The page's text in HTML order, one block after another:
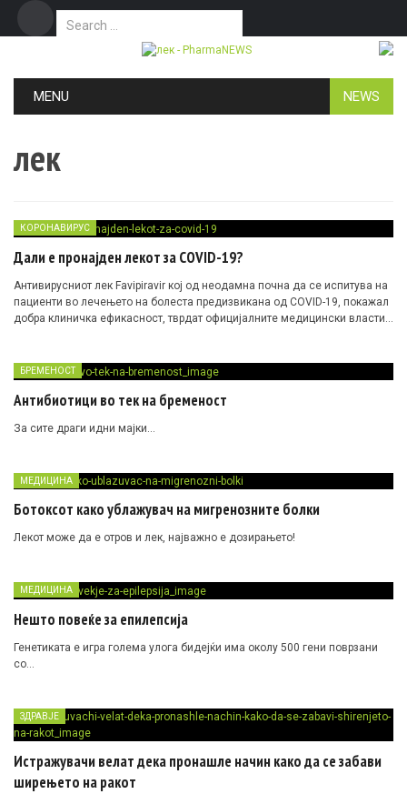
Search for:
MENU NEWS
лек
КОРОНАВИРУС
Дали е пронајден лекот за COVID-19?
Антивирусниот лек Favipiravir кој од неодамна почна да се испитува на
пациенти во лечењето на болеста предизвикана од COVID-19, покажал
добра клиничка ефикасност, тврдат официјалните медицински власти
БРЕМЕНОСТ
Антибиотици во тек на бременост
За сите драги идни мајки…
МЕДИЦИНА
Ботоксот како ублажувач на мигренозните болки
Лекот може да е отров и лек, најважно е дозирањето!
МЕДИЦИНА
Нешто повеќе за епилепсија
Генетиката е игра голема улога бидејќи има околу 500 гени поврзани
со…
ЗДРАВЈЕ
Истражувачи велат дека пронашле начин како да се забави
ширењето на ракот